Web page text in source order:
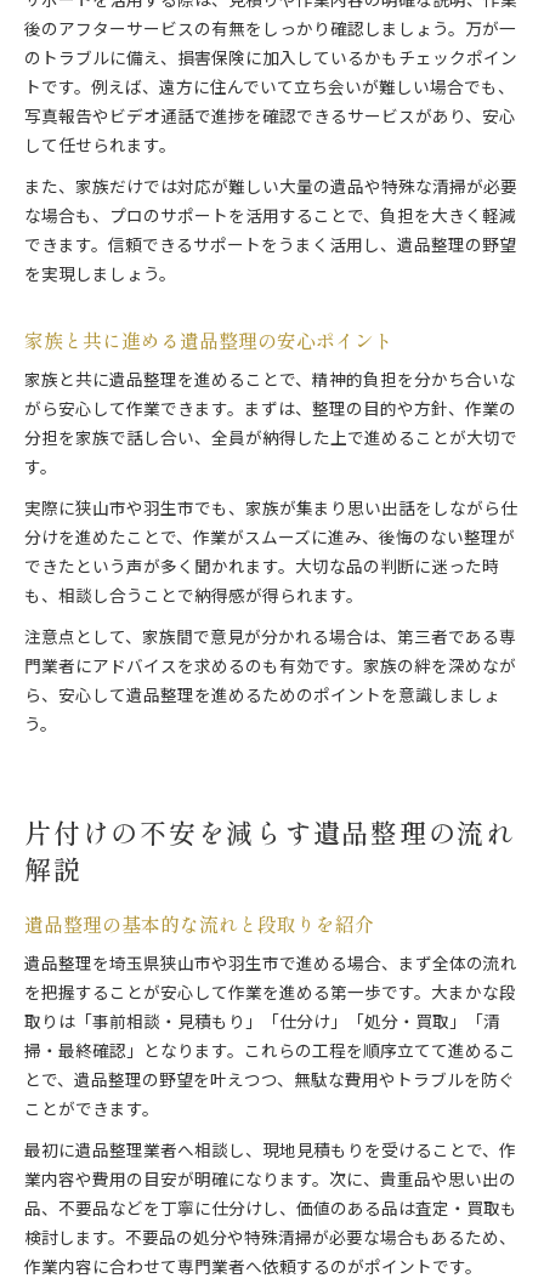
後のアフターサービスの有無をしっかり確認しましょう。万が一
のトラブルに備え、損害保険に加入しているかもチェックポイン
トです。例えば、遠方に住んでいて立ち会いが難しい場合でも、
写真報告やビデオ通話で進捗を確認できるサービスがあり、安心
して任せられます。
また、家族だけでは対応が難しい大量の遺品や特殊な清掃が必要
な場合も、プロのサポートを活用することで、負担を大きく軽減
できます。信頼できるサポートをうまく活用し、遺品整理の野望
を実現しましょう。
家族と共に進める遺品整理の安心ポイント
家族と共に遺品整理を進めることで、精神的負担を分かち合いな
がら安心して作業できます。まずは、整理の目的や方針、作業の
分担を家族で話し合い、全員が納得した上で進めることが大切で
す。
実際に狭山市や羽生市でも、家族が集まり思い出話をしながら仕
分けを進めたことで、作業がスムーズに進み、後悔のない整理が
できたという声が多く聞かれます。大切な品の判断に迷った時
も、相談し合うことで納得感が得られます。
注意点として、家族間で意見が分かれる場合は、第三者である専
門業者にアドバイスを求めるのも有効です。家族の絆を深めなが
ら、安心して遺品整理を進めるためのポイントを意識しましょ
う。
片付けの不安を減らす遺品整理の流れ
解説
遺品整理の基本的な流れと段取りを紹介
遺品整理を埼玉県狭山市や羽生市で進める場合、まず全体の流れ
を把握することが安心して作業を進める第一歩です。大まかな段
取りは「事前相談・見積もり」「仕分け」「処分・買取」「清
掃・最終確認」となります。これらの工程を順序立てて進めるこ
とで、遺品整理の野望を叶えつつ、無駄な費用やトラブルを防ぐ
ことができます。
最初に遺品整理業者へ相談し、現地見積もりを受けることで、作
業内容や費用の目安が明確になります。次に、貴重品や思い出の
品、不要品などを丁寧に仕分けし、価値のある品は査定・買取も
検討します。不要品の処分や特殊清掃が必要な場合もあるため、
作業内容に合わせて専門業者へ依頼するのがポイントです。